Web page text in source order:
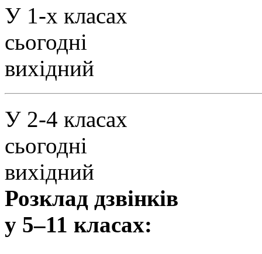
У 1-х класах
сьогодні
вихідний
У 2-4 класах
сьогодні
вихідний
Розклад дзвінків
у 5–11 класах: